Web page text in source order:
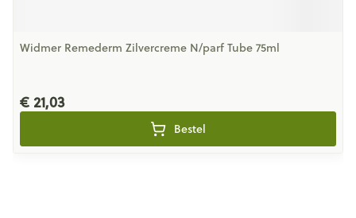
Widmer Remederm Zilvercreme N/parf Tube 75ml
€ 21,03
Bestel